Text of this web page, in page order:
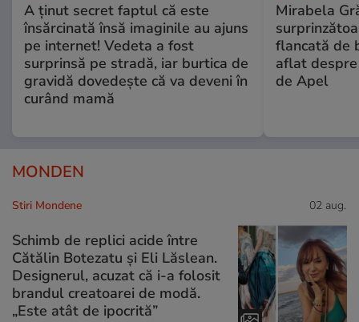
A ținut secret faptul că este
însărcinată însă imaginile au ajuns
pe internet! Vedeta a fost
surprinsă pe stradă, iar burtica de
gravidă dovedește că va deveni în
curând mamă
Mirabela
flancată de
aflat
de Apel
MONDEN
Stiri Mondene 02 aug.
Schimb de replici acide între
Cătălin Botezatu și Eli Lăslean.
Designerul, acuzat că i-a folosit
brandul creatoarei de modă.
„Este atât de ipocrită”